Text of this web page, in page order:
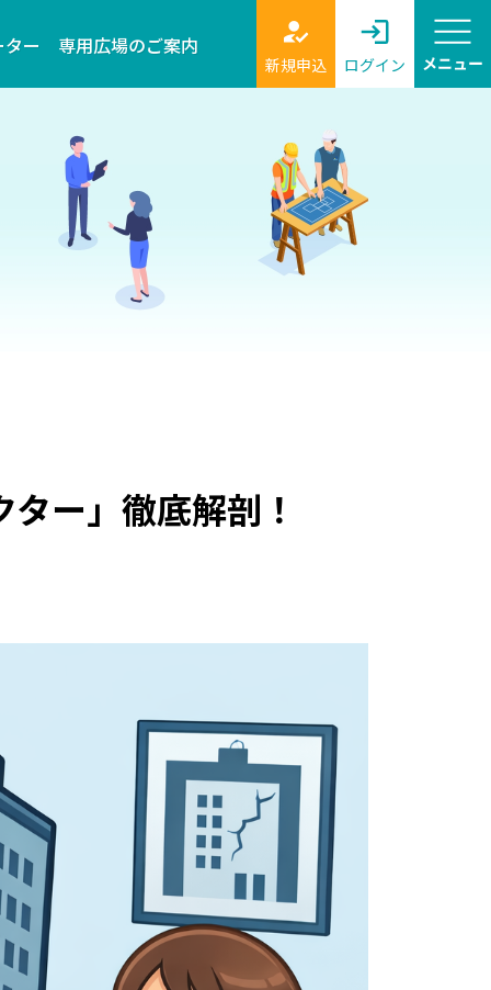
ー 専用広場のご案内
新規申込 ログイン
ー」徹底解剖！